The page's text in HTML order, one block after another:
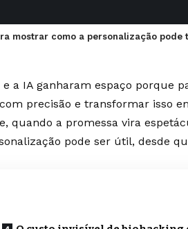
mostrar como a personalização
a IA ganharam espaço porque
precisão e transformar isso
quando a promessa vira
pode ser útil, desde